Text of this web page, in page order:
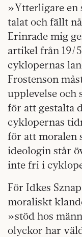
»Ytterligare en
talat och fällt
Erinrade mig
artikel från 19/
cyklopernas
Frostenson
upplevelse och
för att gestalta
cyklopernas
för att moralen
ideologin står
inte fri i
För Idkes
moraliskt
»stöd hos
olyckor har